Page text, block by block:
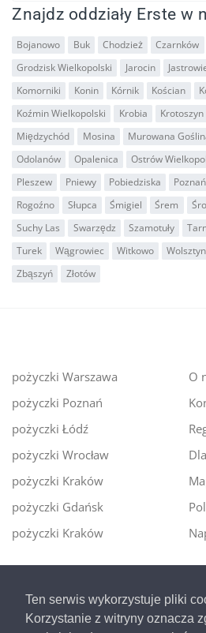
Ten serwis wykorzystuje pliki
Korzystanie z witryny oznacza
Znajdz oddziały Erste w
Bojanowo Buk Chodzież Czarnków
Grodzisk Wielkopolski
Jarocin
Komorniki
Konin Kórnik Kościan
Koźmin Wielkopolski
Krobia Krotoszyn
Międzychód
Mosina Murowana
Odolanów
Opalenica Ostrów
Pleszew
Pniewy Pobiedziska Poznań
Rogoźno
Słupca Śmigiel Śrem
Suchy Las
Swarzędz Szamotuły
Turek
Wągrowiec Witkowo Wolsztyn
Zbąszyń
Złotów
pożyczki Warszawa
pożyczki Poznań
pożyczki Łódź
pożyczki Wrocław
pożyczki Kraków
pożyczki Gdańsk
pożyczki Kraków
O
Ekspert kredytowy online- nowa